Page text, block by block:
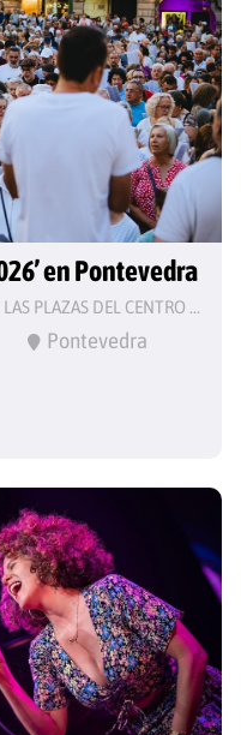
en Pontevedra
CANTO COLECTIVO EN LAS PLAZAS DEL CENTRO HISTÓRICO
Pontevedra